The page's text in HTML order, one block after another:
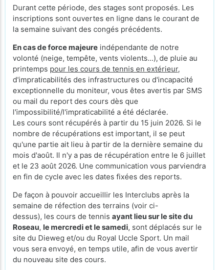
Durant cette période, des stages sont proposés. Les
inscriptions sont ouvertes en ligne dans le courant de
la semaine suivant des congés précédents.
En cas de force majeure indépendante de notre
volonté (neige, tempête, vents violents...), de pluie au
printemps pour les cours de tennis en extérieur,
d'impraticabilités des infrastructures ou d'incapacité
exceptionnelle du moniteur, vous êtes avertis par SMS
ou mail du report des cours dès que
l'impossibilité/l'impraticabilité a été déclarée.
Les cours sont récupérés à partir du 15 juin 2026. Si le
nombre de récupérations est important, il se peut
qu'une partie ait lieu à partir de la dernière semaine du
mois d'août. Il n'y a pas de récupération entre le 6 juillet
et le 23 août 2026. Une communication vous parviendra
en fin de cycle avec les dates fixées des reports.
De façon à pouvoir accueillir les Interclubs après la
semaine de réfection des terrains (voir ci-
dessus), les cours de tennis ayant lieu sur le site du
Roseau, le mercredi et le samedi, sont déplacés sur le
site du Dieweg et/ou du Royal Uccle Sport. Un mail
vous sera envoyé, en temps utile, afin de vous avertir
du nouveau site des cours.